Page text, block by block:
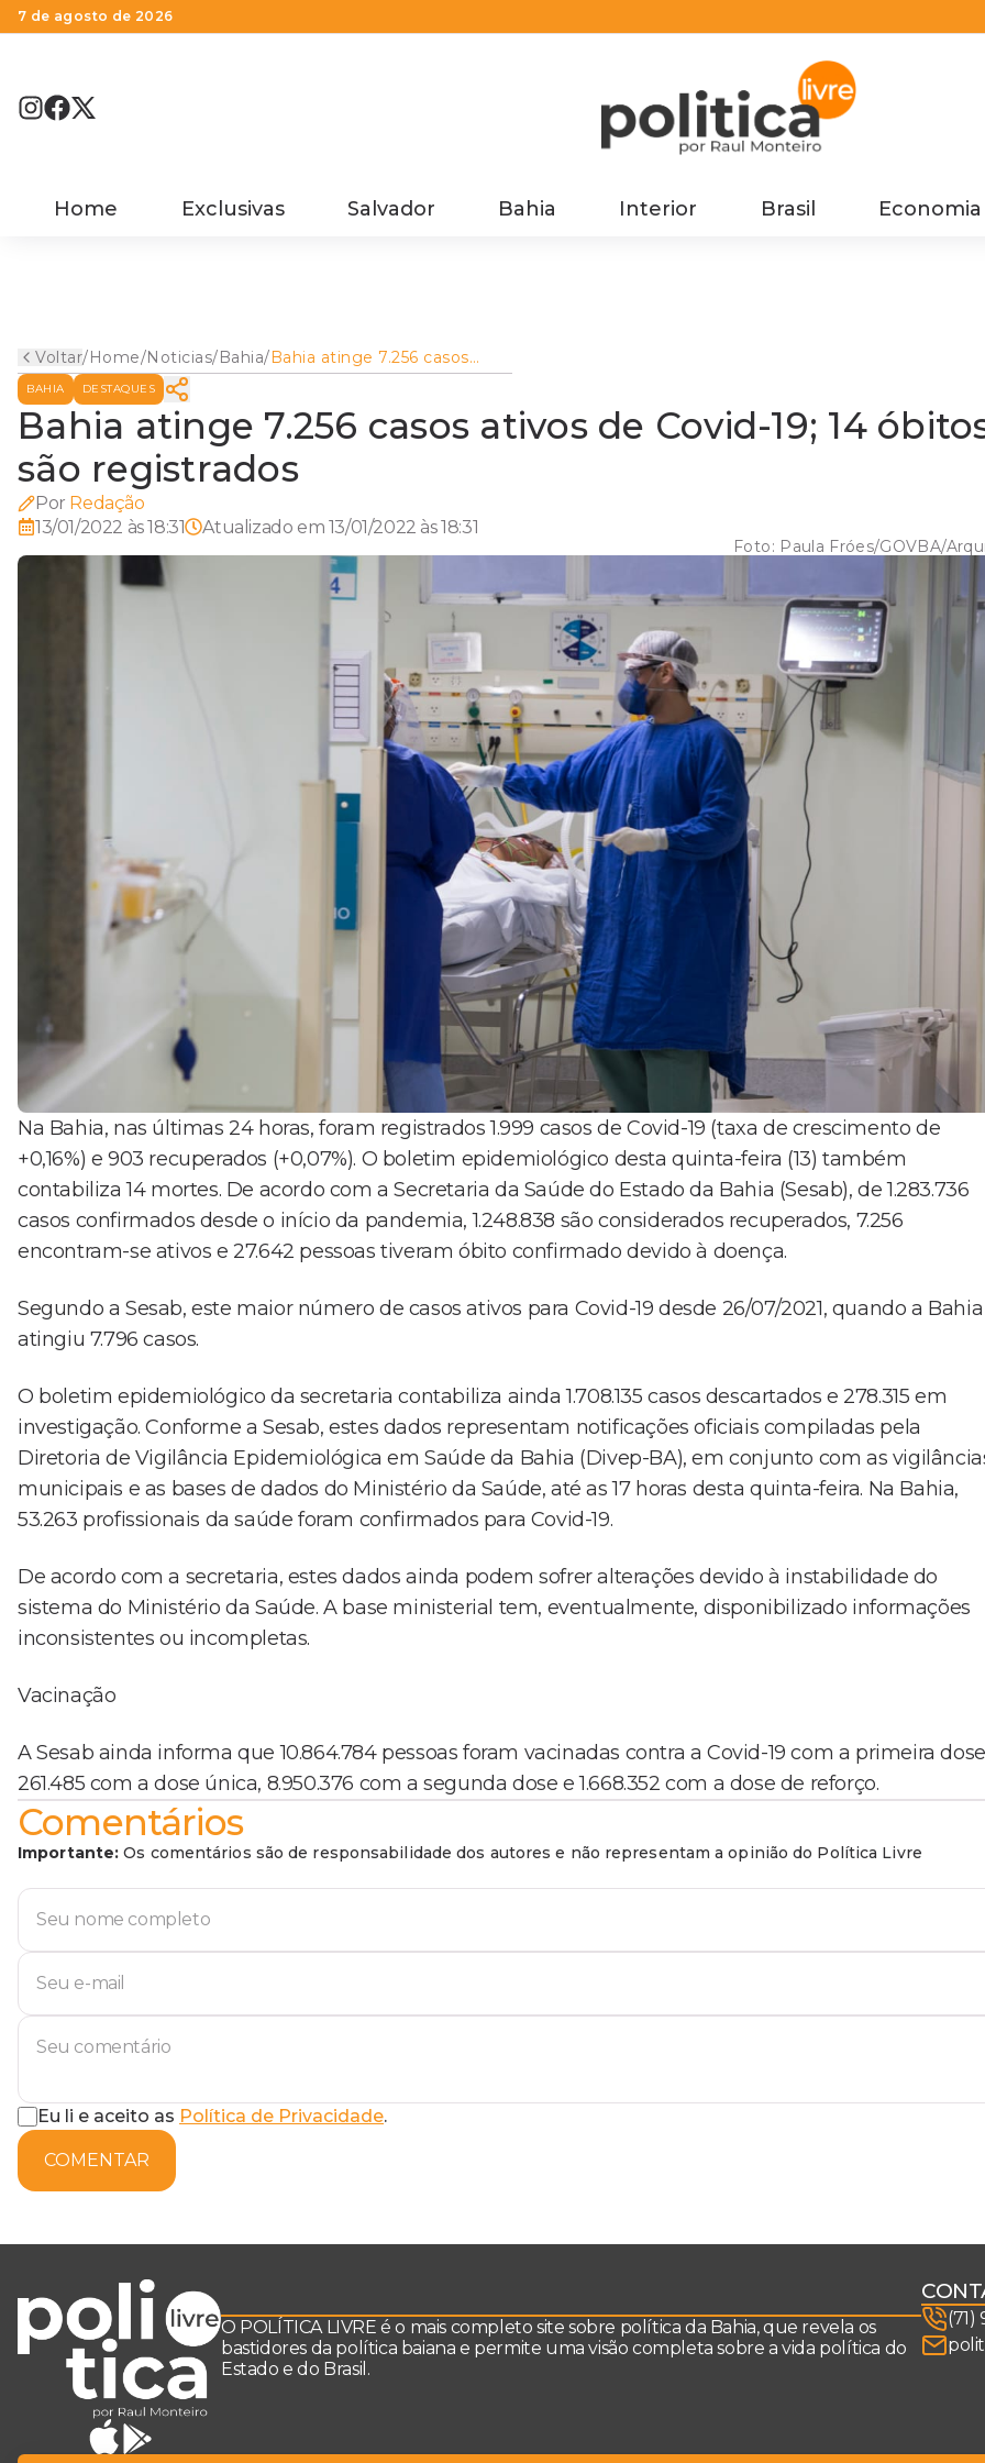
7 de agosto de 2026
Home Exclusivas Salvador Bahia Interior Brasil Economia
Voltar/Home/Noticias/Bahia/Bahia atinge 7.256 casos
ativos de Covid-19; 14 óbitos
BAHIA DESTAQUES
Bahia atinge 7.256 casos ativos de Covid-19; 14
são registrados
Por Redação
13/01/2022 às 18:31
Atualizado em 13/01/2022 às 18:31
Foto: Paula Fróes/GOVBA/
Na Bahia, nas últimas 24 horas, foram registrados 1.999 casos de Covid-19 (taxa de crescimento de
+0,16%) e 903 recuperados (+0,07%). O boletim epidemiológico desta quinta-feira (13) também
contabiliza 14 mortes. De acordo com a Secretaria da Saúde do Estado da Bahia (Sesab), de 1.283.736
casos confirmados desde o início da pandemia, 1.248.838 são considerados recuperados, 7.256
encontram-se ativos e 27.642 pessoas tiveram óbito confirmado devido à doença.
Segundo a Sesab, este maior número de casos ativos para Covid-19 desde 26/07/2021, quando a Bahia
atingiu 7.796 casos.
O boletim epidemiológico da secretaria contabiliza ainda 1.708.135 casos descartados e 278.315 em
investigação. Conforme a Sesab, estes dados representam notificações oficiais compiladas pela
Diretoria de Vigilância Epidemiológica em Saúde da Bahia (Divep-BA), em conjunto com as
municipais e as bases de dados do Ministério da Saúde, até as 17 horas desta quinta-feira. Na Bahia,
53.263 profissionais da saúde foram confirmados para Covid-19.
De acordo com a secretaria, estes dados ainda podem sofrer alterações devido à instabilidade do
sistema do Ministério da Saúde. A base ministerial tem, eventualmente, disponibilizado informações
inconsistentes ou incompletas.
Vacinação
A Sesab ainda informa que 10.864.784 pessoas foram vacinadas contra a Covid-19 com a primeira
261.485 com a dose única, 8.950.376 com a segunda dose e 1.668.352 com a dose de reforço.
Comentários
Importante: Os comentários são de responsabilidade dos autores e não representam a opinião do Política Livre
Eu li e aceito as Política de Privacidade.
COMENTAR
O POLÍTICA LIVRE é o mais completo site sobre política da Bahia, que revela os
bastidores da política baiana e permite uma visão completa sobre a vida política do
Estado e do Brasil.
(71)